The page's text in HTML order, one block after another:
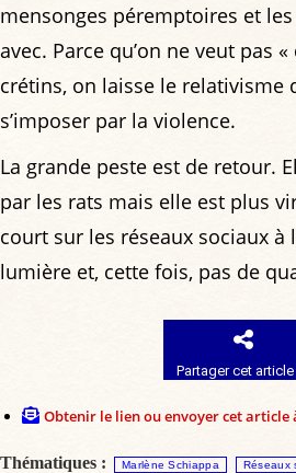
mensonges péremptoires et
avec. Parce qu’on ne veut pas
crétins, on laisse le relativisme
s’imposer par la violence.
La grande peste est de retour.
par les rats mais elle est plus
court sur les réseaux sociaux à
lumière et, cette fois, pas de
Partager cet article
Obtenir le lien ou envoyer cet article
Thématiques : Marlène Schiappa Réseaux